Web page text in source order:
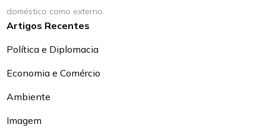
doméstico como externo.
Artigos Recentes
Política e Diplomacia
Economia e Comércio
Ambiente
Imagem